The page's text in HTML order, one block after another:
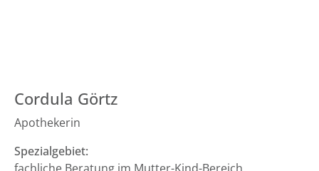
Cordula Görtz
Apothekerin
Spezialgebiet: